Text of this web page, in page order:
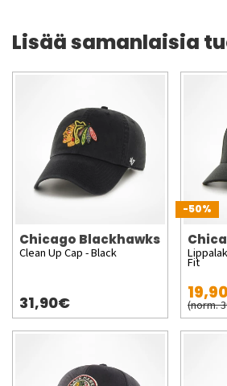
Lisää samanlaisia
Chicago Blackhawks
Clean Up Cap - Black
31,90€
-50%
Fit
(norm.